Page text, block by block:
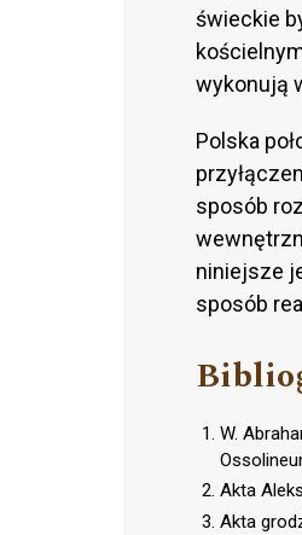
świeckie
wykonują
Polska
sposób
niniejsze
sposób
W.
Akta
Akta